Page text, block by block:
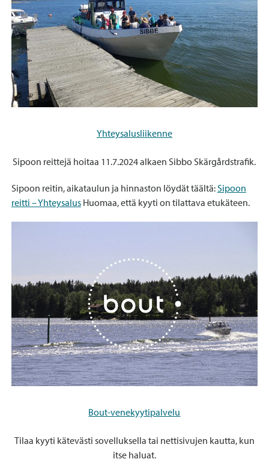
Yhteysalusliikenne
Sipoon reittejä hoitaa 11.7.2024 alkaen Sibbo Skärgårdstrafik.
Sipoon reitin, aikataulun ja hinnaston löydät täältä: Sipoon
reitti – YhteysalusHuomaa, että kyyti on tilattava etukäteen.
Bout-venekyytipalvelu
Tilaa kyyti kätevästi sovelluksella tai nettisivujen kautta, kun
itse haluat.